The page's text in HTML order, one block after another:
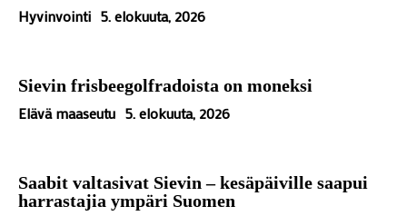
Hyvinvointi 5. elokuuta, 2026
Sievin frisbeegolfradoista on moneksi
Elävä maaseutu 5. elokuuta, 2026
Saabit valtasivat Sievin – kesäpäiville saapui
harrastajia ympäri Suomen